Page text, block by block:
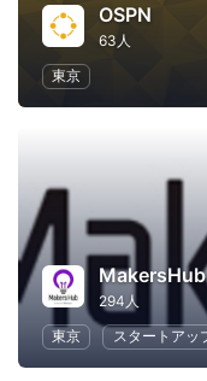
OSPN
63人
東京
MakersHub
294人
東京
スタートアッ